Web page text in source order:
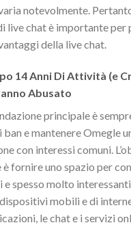
notevolmente.
live chat è importante per
della live chat.
14 Anni Di Attività (e
Abusato
principale è
e mantenere Omegle
con interessi comuni.
fornire uno spazio per
spesso molto
mobili e di
le chat e i servizi